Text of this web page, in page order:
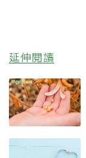
延伸閱讀